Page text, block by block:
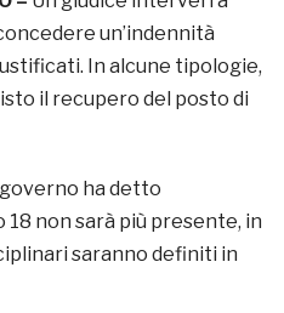
un’indennità
In alcune tipologie,
il recupero del posto di
governo ha detto
non sarà più presente, in
saranno definiti in